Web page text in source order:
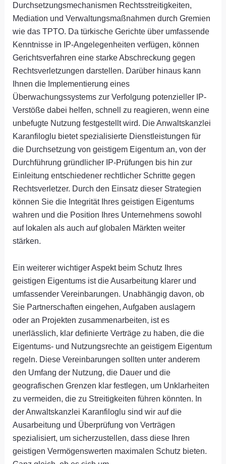
Durchsetzungsmechanismen Rechtsstreitigkeiten,
Mediation und Verwaltungsmaßnahmen durch Gremien
wie das TPTO. Da türkische Gerichte über umfassende
Kenntnisse in IP-Angelegenheiten verfügen, können
Gerichtsverfahren eine starke Abschreckung gegen
Rechtsverletzungen darstellen. Darüber hinaus kann
Ihnen die Implementierung eines
Überwachungssystems zur Verfolgung potenzieller IP-
Verstöße dabei helfen, schnell zu reagieren, wenn eine
unbefugte Nutzung festgestellt wird. Die Anwaltskanzlei
Karanfiloglu bietet spezialisierte Dienstleistungen für
die Durchsetzung von geistigem Eigentum an, von der
Durchführung gründlicher IP-Prüfungen bis hin zur
Einleitung entschiedener rechtlicher Schritte gegen
Rechtsverletzer. Durch den Einsatz dieser Strategien
können Sie die Integrität Ihres geistigen Eigentums
wahren und die Position Ihres Unternehmens sowohl
auf lokalen als auch auf globalen Märkten weiter
stärken.
Ein weiterer wichtiger Aspekt beim Schutz Ihres
geistigen Eigentums ist die Ausarbeitung klarer und
umfassender Vereinbarungen. Unabhängig davon, ob
Sie Partnerschaften eingehen, Aufgaben auslagern
oder an Projekten zusammenarbeiten, ist es
unerlässlich, klar definierte Verträge zu haben, die die
Eigentums- und Nutzungsrechte an geistigem Eigentum
regeln. Diese Vereinbarungen sollten unter anderem
den Umfang der Nutzung, die Dauer und die
geografischen Grenzen klar festlegen, um Unklarheiten
zu vermeiden, die zu Streitigkeiten führen könnten. In
der Anwaltskanzlei Karanfiloglu sind wir auf die
Ausarbeitung und Überprüfung von Verträgen
spezialisiert, um sicherzustellen, dass diese Ihren
geistigen Vermögenswerten maximalen Schutz bieten.